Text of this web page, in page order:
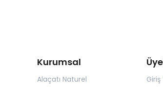
Kurumsal
Alaçatı Naturel Giriş